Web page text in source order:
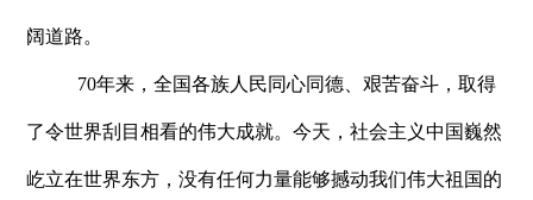
阔道路。
70年来，全国各族人民同心同德、艰苦奋斗，取得
了令世界刮目相看的伟大成就。今天，社会主义中国巍然
屹立在世界东方，没有任何力量能够撼动我们伟大祖国的